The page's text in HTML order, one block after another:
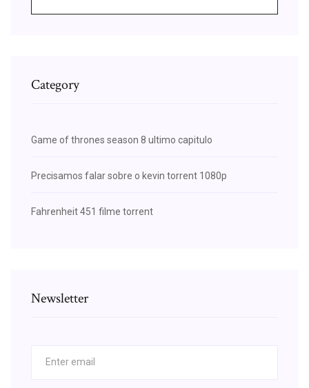
Category
Game of thrones season 8 ultimo capitulo
Precisamos falar sobre o kevin torrent 1080p
Fahrenheit 451 filme torrent
Newsletter